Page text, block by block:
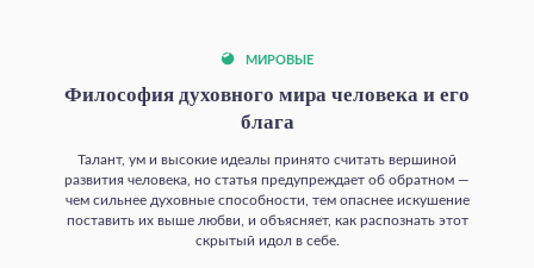
МИРОВЫЕ
Философия духовного мира человека и его
блага
Талант, ум и высокие идеалы принято считать вершиной
развития человека, но статья предупреждает об обратном —
чем сильнее духовные способности, тем опаснее искушение
поставить их выше любви, и объясняет, как распознать этот
скрытый идол в себе.